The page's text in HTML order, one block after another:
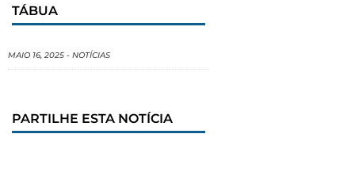
TÁBUA
MAIO 16, 2025 - NOTÍCIAS
PARTILHE ESTA NOTÍCIA